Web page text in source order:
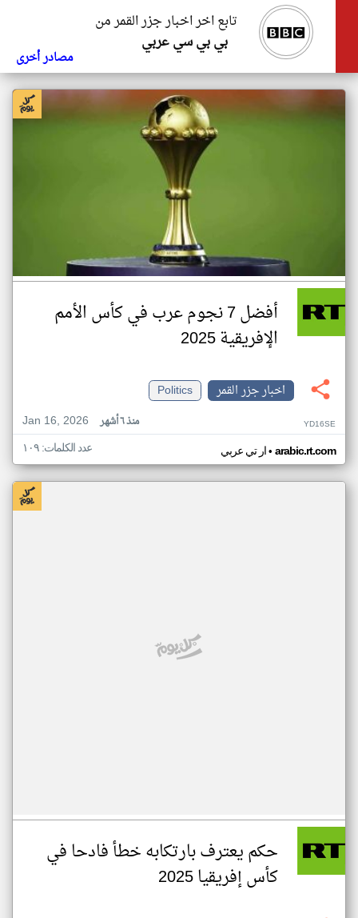
تابع اخر اخبار جزر القمر من
بي بي سي عربي
مصادر أخرى
أفضل 7 نجوم عرب في كأس الأمم
الإفريقية 2025
اخبار جزر القمر
Politics
Jan 16, 2026
منذ ٦ أشهر YD16SE
ار تي عربي• arabic.rt.com عدد الكلمات: ١٠٩
حكم يعترف بارتكابه خطأ فادحا في
كأس إفريقيا 2025